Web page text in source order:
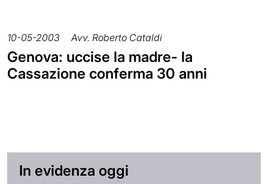
10-05-2003 Avv. Roberto Cataldi
Genova: uccise la madre- la
Cassazione conferma 30 anni
In evidenza oggi